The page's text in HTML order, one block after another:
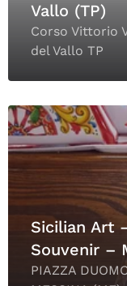
Vallo (TP)
Corso Vittorio
del Vallo TP
Sicilian Art
Souvenir –
PIAZZA